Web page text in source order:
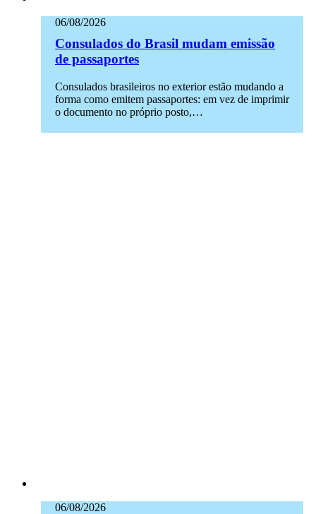
06/08/2026
Consulados do Brasil mudam emissão
de passaportes
Consulados brasileiros no exterior estão mudando a
forma como emitem passaportes: em vez de imprimir
o documento no próprio posto,…
06/08/2026